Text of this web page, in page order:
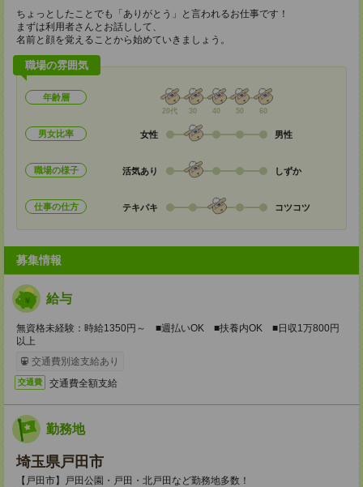
ちょっとしたことでも「ありがとう」と言われるお仕事です！
まずは利用者さんとお話しして、
名前と顔を覚えることから始めていきましょう。
職場の雰囲気
年齢層
20代 30 40 50 60
男女比率 女性 男性
職場の様子 活気あり しずか
仕事の仕方 テキパキ コツコツ
募集情報
給与
無資格未経験：時給1350円～ ■週払いOK ■扶養内OK ■日収1万800円
以上
交通費別途支給あり
交通費 交通費全額支給
勤務地
埼玉県戸田市
【戸田市】戸田公園・戸田・北戸田など勤務地多数！